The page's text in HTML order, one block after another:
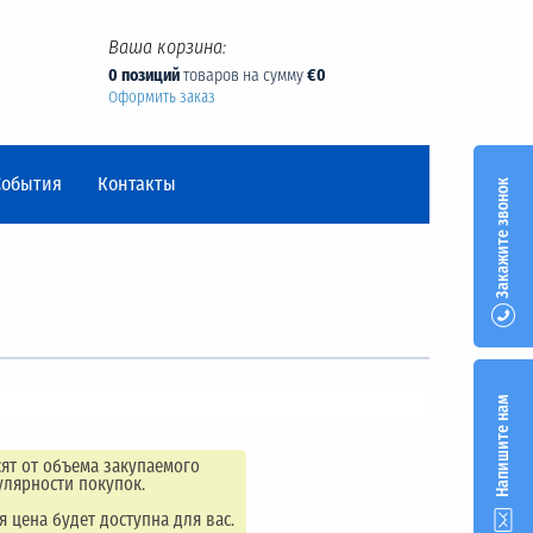
Ваша корзина:
0 позицийтоваров на сумму€0
Оформить заказ
Контакты
от объема закупаемого
покупок.
цена будет доступна для вас.
Закажите звонок
Напишите нам